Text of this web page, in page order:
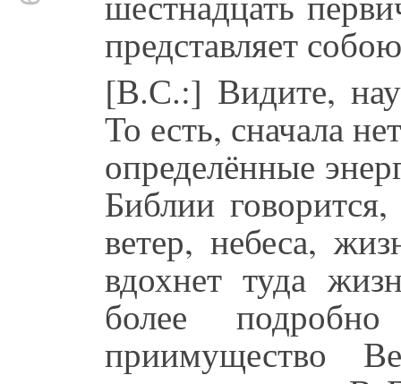
представляет
[В.С.:] Видите,
То есть, сначала
определённые
Библии
ветер, небеса,
вдохнет туда
более
приимущество